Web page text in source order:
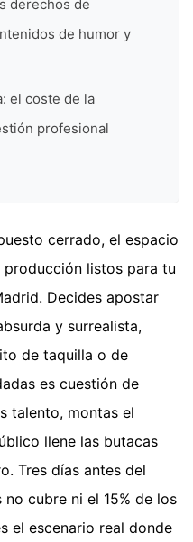
derechos de
de humor y
el coste de la
profesional
cerrado, el espacio
listos para tu
Decides apostar
y surrealista,
de taquilla o de
es cuestión de
talento, montas el
llene las butacas
Tres días antes del
cubre ni el 15% de los
el escenario real donde